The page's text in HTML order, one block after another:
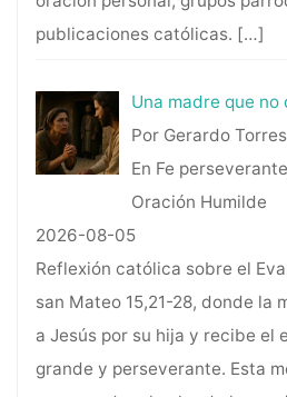
publicaciones católicas. […]
Una madre que
Por Gerardo
En Fe
Oración Humilde
2026-08-05
Reflexión católica sobre el
san Mateo 15,21-28, donde la
a Jesús por su hija y recibe el
grande y perseverante. Esta